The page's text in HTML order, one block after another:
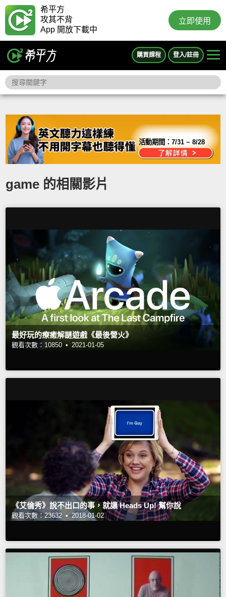
希平方
攻其不背
App 開放下載中
立即使用
購買課程 登入/註冊
活動期間：7/31 ~ 8/28
game 的相關影片
最好玩的療癒解謎遊戲《最後營火》
觀看次數：10850 • 2021-01-05
《艾倫秀》說不出口的事，就讓 Heads Up! 幫你說
觀看次數：23632 • 2018-01-02